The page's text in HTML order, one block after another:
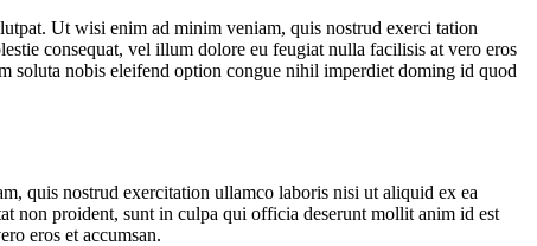
Ut wisi enim ad minim veniam, quis nostrud exerci tation
consequat, vel illum dolore eu feugiat nulla facilisis at vero eros
soluta nobis eleifend option congue nihil imperdiet doming id quod
quis nostrud exercitation ullamco laboris nisi ut aliquid ex ea
non proident, sunt in culpa qui officia deserunt mollit anim id est
eros et accumsan.